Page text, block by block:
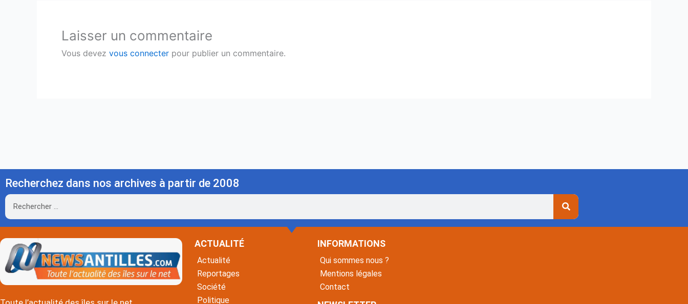
Laisser un commentaire
Vous devez vous connecter pour publier un commentaire.
Recherchez dans nos archives à partir de 2008
Rechercher
ACTUALITÉ
Actualité
Reportages
Société
Politique
INFORMATIONS
Qui sommes nous ?
Mentions légales
Contact